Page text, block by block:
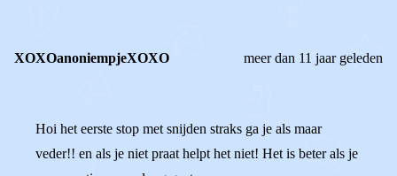
XOXOanoniempjeXOXO meer dan 11 jaar geleden
Hoi het eerste stop met snijden straks ga je als maar
veder!! en als je niet praat helpt het niet! Het is beter als je